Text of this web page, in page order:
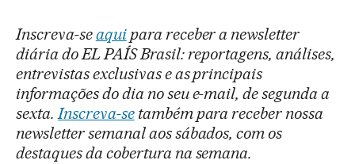
Inscreva-seaquipara receber a newsletter
diária do EL PAÍS Brasil: reportagens, análises,
entrevistas exclusivas e as principais
informações do dia no seu e-mail, de segunda a
sexta.Inscreva-setambém para receber nossa
newsletter semanal aos sábados, com os
destaques da cobertura na semana.